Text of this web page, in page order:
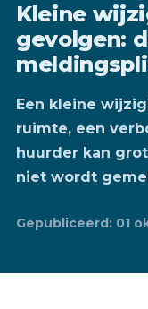
Kleine
gevolgen:
Een kleine
ruimte, een
huurder kan
niet wordt
Gepubliceerd: 01